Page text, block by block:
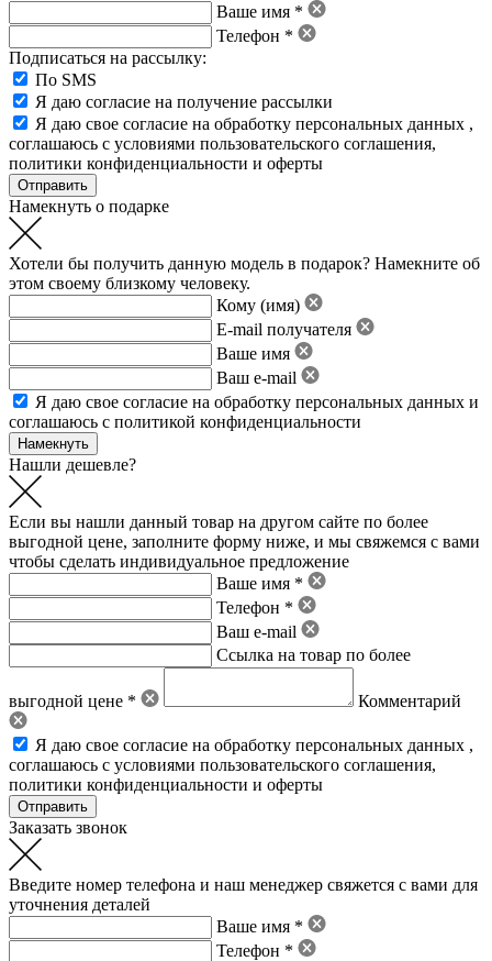
Ваше имя *
Телефон *
Подписаться на рассылку:
По SMS
Я даю согласие на получение рассылки
Я даю свое согласие на обработку персональных данных ,
соглашаюсь с условиями пользовательского соглашения,
политики конфиденциальности и оферты
Намекнуть о подарке
Хотели бы получить данную модель в подарок? Намекните об
этом своему близкому человеку.
Кому (имя)
E-mail получателя
Ваше имя
Ваш e-mail
Я даю свое согласие на обработку персональных данных и
соглашаюсь с политикой конфиденциальности
Нашли дешевле?
Если вы нашли данный товар на другом сайте по более
выгодной цене, заполните форму ниже, и мы свяжемся с вами
чтобы сделать индивидуальное предложение
Ваше имя *
Телефон *
Ваш e-mail
Ссылка на товар по более
выгодной цене * Комментарий
Я даю свое согласие на обработку персональных данных ,
соглашаюсь с условиями пользовательского соглашения,
политики конфиденциальности и оферты
Заказать звонок
Введите номер телефона и наш менеджер свяжется с вами для
уточнения деталей
Ваше имя *
Телефон *